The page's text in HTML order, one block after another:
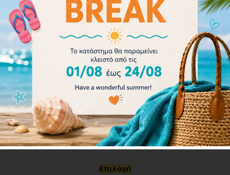
Arena Vortex Evolution Hand Paddle 95232-015
28.00€
Επιλογή